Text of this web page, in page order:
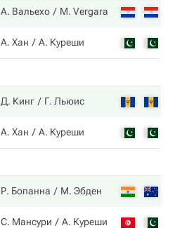
А. Вальехо M. Vergara
А. Хан А. Куреши
Д. Кинг Г. Льюис
А. Хан А. Куреши
Р. Бопанна М. Эбден
С. Мансури А. Куреши